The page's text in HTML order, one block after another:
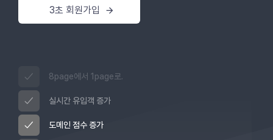
3초 회원가입
8page에서 1page로.
실시간 유입객 증가
도메인 점수 증가